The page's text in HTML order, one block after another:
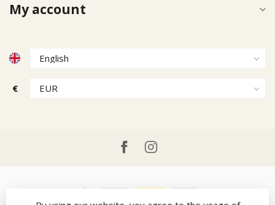
My account
€